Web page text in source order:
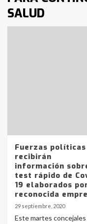
SALUD
Fuerzas políticas
recibirán
información
test rápido de
19 elaborados
reconocida
29 septiembre, 2020
Este martes concejales
4
joven
5
Los
La
entre